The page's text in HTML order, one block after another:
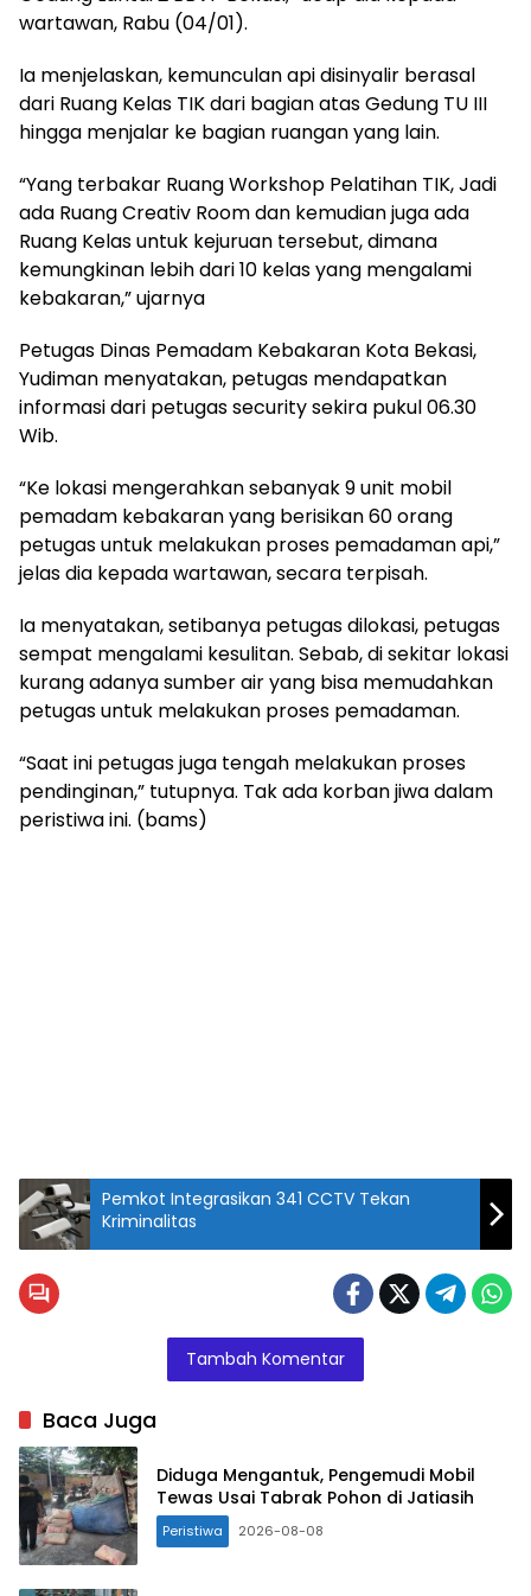
wartawan, Rabu (04/01).
Ia menjelaskan, kemunculan api disinyalir berasal
dari Ruang Kelas TIK dari bagian atas Gedung TU III
hingga menjalar ke bagian ruangan yang lain.
“Yang terbakar Ruang Workshop Pelatihan TIK, Jadi
ada Ruang Creativ Room dan kemudian juga ada
Ruang Kelas untuk kejuruan tersebut, dimana
kemungkinan lebih dari 10 kelas yang mengalami
kebakaran,” ujarnya
Petugas Dinas Pemadam Kebakaran Kota Bekasi,
Yudiman menyatakan, petugas mendapatkan
informasi dari petugas security sekira pukul 06.30
Wib.
“Ke lokasi mengerahkan sebanyak 9 unit mobil
pemadam kebakaran yang berisikan 60 orang
petugas untuk melakukan proses pemadaman api,”
jelas dia kepada wartawan, secara terpisah.
Ia menyatakan, setibanya petugas dilokasi, petugas
sempat mengalami kesulitan. Sebab, di sekitar lokasi
kurang adanya sumber air yang bisa memudahkan
petugas untuk melakukan proses pemadaman.
“Saat ini petugas juga tengah melakukan proses
pendinginan,” tutupnya. Tak ada korban jiwa dalam
peristiwa ini. (bams)
Pemkot Integrasikan 341 CCTV Tekan
Kriminalitas
Tambah Komentar
Baca Juga
Diduga Mengantuk, Pengemudi Mobil
Tewas Usai Tabrak Pohon di Jatiasih
Peristiwa 2026-08-08